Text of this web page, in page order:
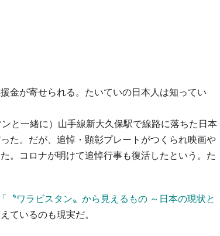
金が寄せられる。たいていの日本人は知ってい
と一緒に）山手線新大久保駅で線路に落ちた日本
た。だが、追悼・顕彰プレートがつくられ映画や
。コロナが明けて追悼行事も復活したという。た
〝ワラビスタン〟から見えるもの ～日本の現状と
ているのも現実だ。